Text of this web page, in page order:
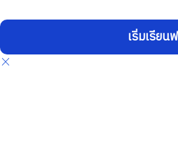
เริ่มเรียน